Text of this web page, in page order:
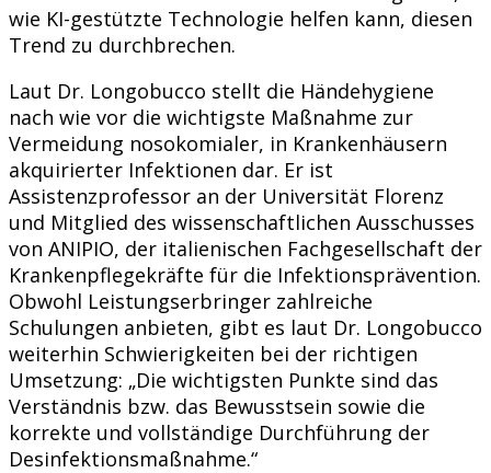
wie KI-gestützte Technologie helfen kann, diesen
Trend zu durchbrechen.
Laut Dr. Longobucco stellt die Händehygiene
nach wie vor die wichtigste Maßnahme zur
Vermeidung nosokomialer, in Krankenhäusern
akquirierter Infektionen dar. Er ist
Assistenzprofessor an der Universität Florenz
und Mitglied des wissenschaftlichen Ausschusses
von ANIPIO, der italienischen Fachgesellschaft der
Krankenpflegekräfte für die Infektionsprävention.
Obwohl Leistungserbringer zahlreiche
Schulungen anbieten, gibt es laut Dr. Longobucco
weiterhin Schwierigkeiten bei der richtigen
Umsetzung: „Die wichtigsten Punkte sind das
Verständnis bzw. das Bewusstsein sowie die
korrekte und vollständige Durchführung der
Desinfektionsmaßnahme.“